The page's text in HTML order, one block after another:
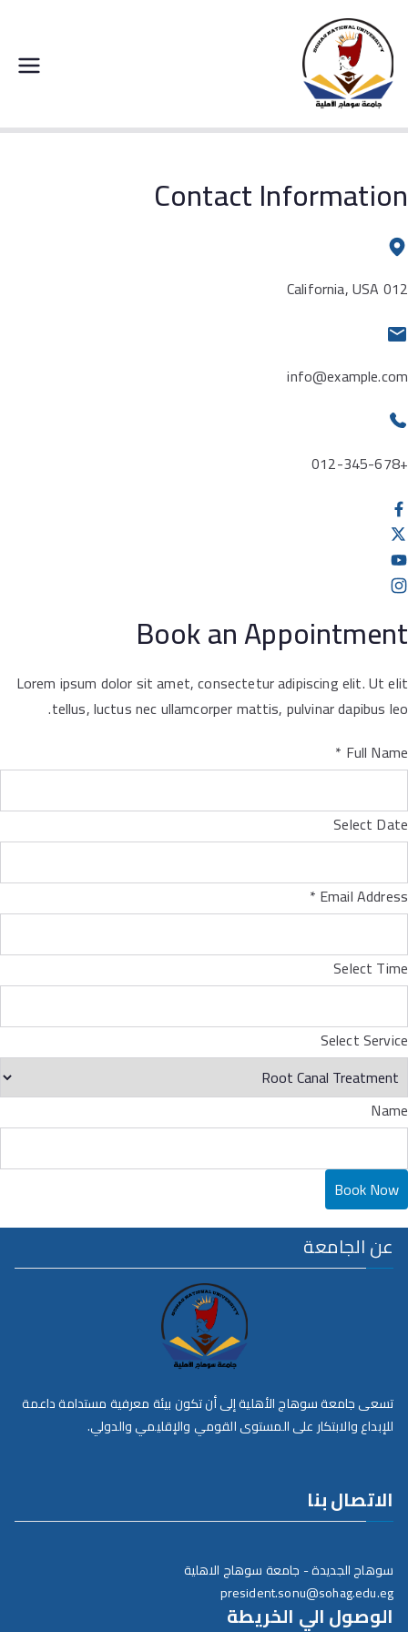
إلى
المحتوى
Contact Us
Contact Information
012 California, USA
info@example.com
+012-345-678
Book an Appointment
Lorem ipsum dolor sit amet, consectetur adipiscing elit. Ut elit
tellus, luctus nec ullamcorper mattis, pulvinar dapibus leo.
Full Name
*
Select Date
Email Address
*
Select Time
Select Service
Name
Book Now
عن الجامعة
تسعى جامعة سوهاج الأهلية إلى أن تكون بيئة معرفية مستدامة داعمة
للإبداع والابتكار على المستوى القومي والإقليمي والدولي.
الاتصال بنا
سوهاج الجديدة - جامعة سوهاج الاهلية
president.sonu@sohag.edu.eg
الوصول الي الخريطة